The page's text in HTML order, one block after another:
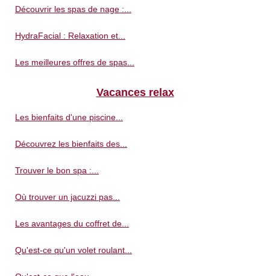
Découvrir les spas de nage :...
HydraFacial : Relaxation et...
Les meilleures offres de spas...
Vacances relax
Les bienfaits d'une piscine...
Découvrez les bienfaits des...
Trouver le bon spa :...
Où trouver un jacuzzi pas...
Les avantages du coffret de...
Qu'est-ce qu'un volet roulant...